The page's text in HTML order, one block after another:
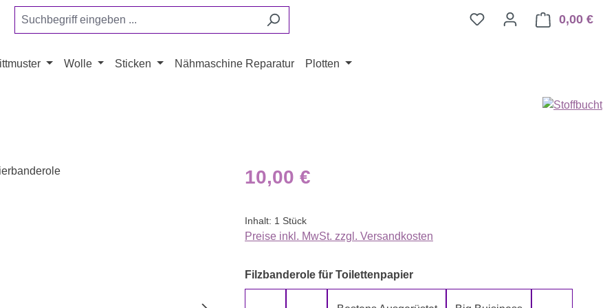
0,00 €
Wolle Sticken Nähmaschine Reparatur Plotten
Regulärer Preis:
10,00 €
Inhalt: 1 Stück
Preise inkl. MwSt. zzgl. Versandkosten
Filzbanderole für Toilettenpapierauswählen